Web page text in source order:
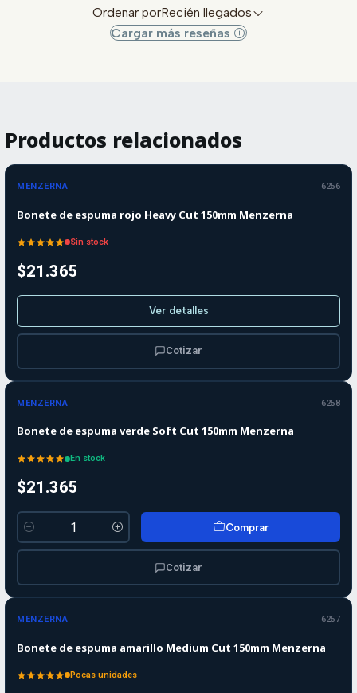
Ordenar porRecién llegados
Cargar más reseñas
Productos relacionados
Agotado
MENZERNA 6256
Bonete de espuma rojo Heavy Cut 150mm Menzerna
Sin stock
$21.365
Ver detalles
Cotizar
MENZERNA 6258
Bonete de espuma verde Soft Cut 150mm Menzerna
En stock
$21.365
Cantidad
Comprar
Cotizar
MENZERNA 6257
Bonete de espuma amarillo Medium Cut 150mm Menzerna
Pocas unidades